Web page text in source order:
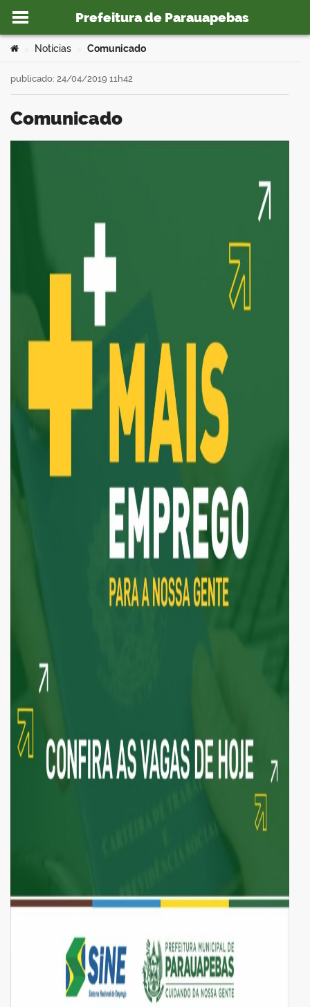
Ir para o conteúdo
Prefeitura de Parauapebas
portal
Você está aqui:
Notícias Comunicado
Comunicado
publicado: 24/04/2019 11h42